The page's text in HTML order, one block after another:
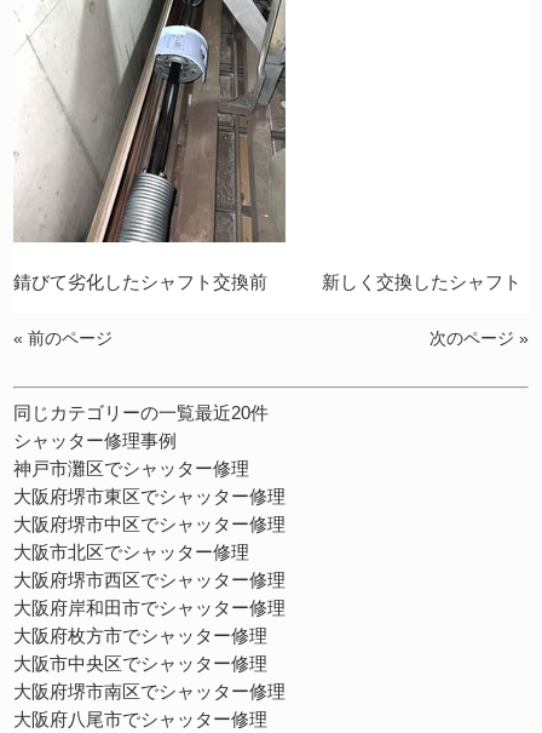
錆びて劣化したシャフト交換前 新しく交換したシャフト
« 前のページ 次のページ »
同じカテゴリーの一覧最近20件
シャッター修理事例
神戸市灘区でシャッター修理
大阪府堺市東区でシャッター修理
大阪府堺市中区でシャッター修理
大阪市北区でシャッター修理
大阪府堺市西区でシャッター修理
大阪府岸和田市でシャッター修理
大阪府枚方市でシャッター修理
大阪市中央区でシャッター修理
大阪府堺市南区でシャッター修理
大阪府八尾市でシャッター修理